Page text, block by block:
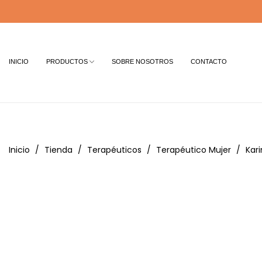
INICIO PRODUCTOS SOBRE NOSOTROS CONTACTO
Inicio Tienda Terapéuticos Terapéutico Mujer